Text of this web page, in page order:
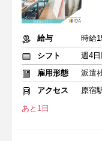
給与
時給
シフト
週4
雇用形態
派遣
アクセス
原宿
あと1日